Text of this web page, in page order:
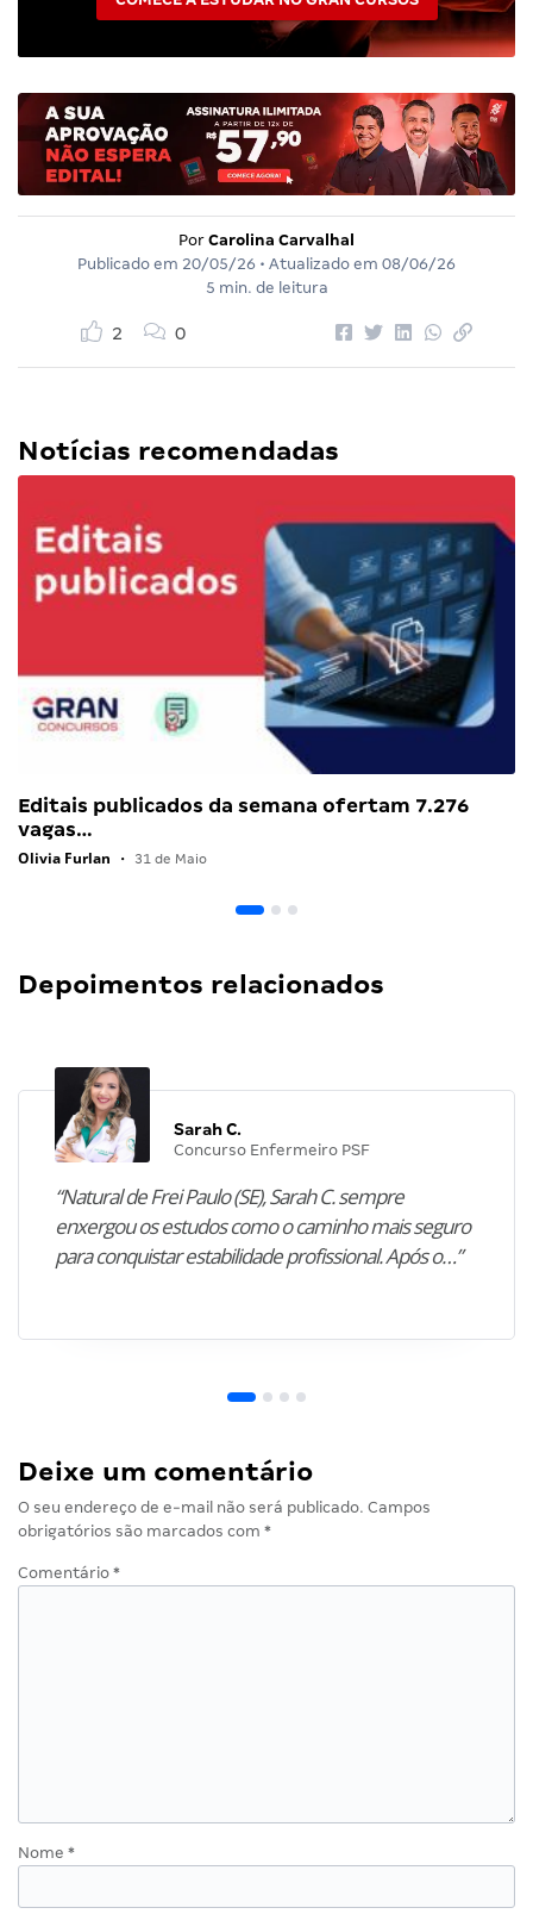
Por Carolina Carvalhal
Publicado em 20/05/26 • Atualizado em 08/06/26
5 min. de leitura
2 0
Notícias recomendadas
Editais publicados da semana ofertam 7.276
vagas…
Olivia Furlan • 31 de Maio
Depoimentos relacionados
Sarah C.
Concurso Enfermeiro PSF
“Natural de Frei Paulo (SE), Sarah C. sempre
enxergou os estudos como o caminho mais seguro
para conquistar estabilidade profissional. Após o…”
Deixe um comentário
O seu endereço de e-mail não será publicado. Campos
obrigatórios são marcados com *
Comentário *
Nome *